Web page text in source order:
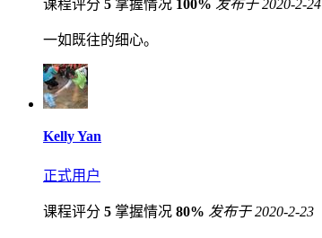
课程评分 5 掌握情况 100% 发布于 2020-2-24
一如既往的细心。
Kelly Yan
正式用户
课程评分 5 掌握情况 80% 发布于 2020-2-23